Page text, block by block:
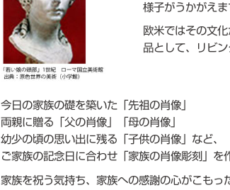
様子がうかがえま
欧米ではその文
品として、リビ
今日の家族の礎を築いた「先祖の肖像」
両親に贈る「父の肖像」「母の肖像」
幼少の頃の思い出に残る「子供の肖像」など、
ご家族の記念日に合わせ「家族の肖像彫刻」を
家族を祝う気持ち、家族への感謝の心がこもっ